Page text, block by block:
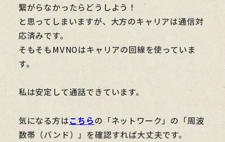
繋がらなかったらどうしよう！
と思ってしまいますが、大方のキャリアは通信対
応済みです。
そもそもMVNOはキャリアの回線を使っていま
す。
私は安定して通話できています。
気になる方はこちらの「ネットワーク」の「周波
数帯（バンド）」を確認すれば大丈夫です。